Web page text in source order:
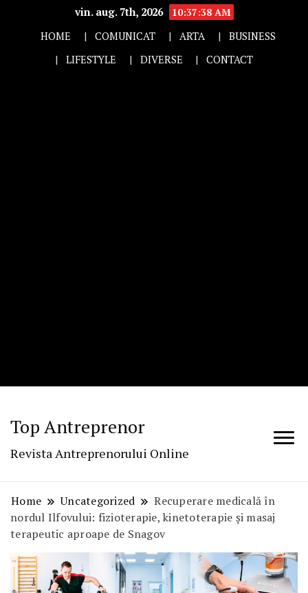
vin. aug. 7th, 2026
10:37:40 AM
HOME
COMUNICAT ARTA
BUSINESS
LIFESTYLE
DIVERSE CONTACT
Top Antreprenor
Revista Antreprenorului Online
Home Uncategorized
Recuperare medicală în
nordul Ilfovului: fizioterapie, kinetoterapie și masaj
terapeutic aproape de Snagov